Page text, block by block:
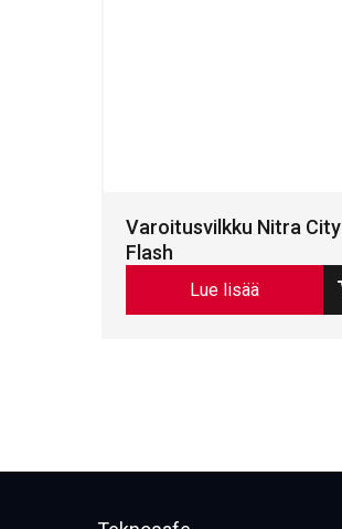
Varoitusvilkku Nitra City
Flash
Lue lisää